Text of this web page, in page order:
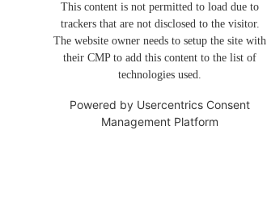
This content is not permitted to load due to
trackers that are not disclosed to the visitor.
The website owner needs to setup the site with
their CMP to add this content to the list of
technologies used.
Powered by Usercentrics Consent
Management Platform